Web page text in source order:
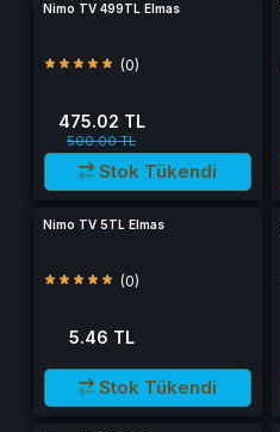
Nimo TV 499TL Elmas
(0)
475.02 TL
500.00 TL
Stok Tükendi
Nimo TV 5TL Elmas
(0)
5.46 TL
Stok Tükendi